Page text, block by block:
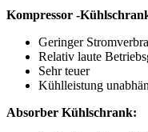
Kompressor -
Geringer
Relativ laute
Sehr teuer
Kühlleistung
Absorber Kühlschrank: